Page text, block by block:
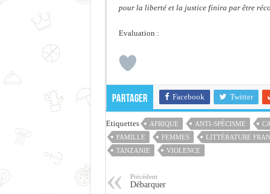
pour la liberté et la justice finira par être
Evaluation :
Partager Facebook Twitter
Etiquettes AFRIQUE ANTI-SPÉCISME
FAMILLE
FEMMES LITTÉRATURE
TANZANIE
VIOLENCE
Précédent
Débarquer